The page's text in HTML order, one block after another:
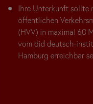
Ihre Unterkunft sollte
öffentlichen
(HVV) in maximal 60
vom did deutsch-
Hamburg erreichbar